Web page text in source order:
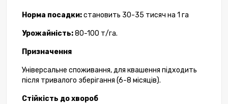
Норма посадки:становить 30-35 тисяч на 1 га
Урожайність:80-100 т/га.
Призначення
Універсальне споживання, для квашення підходить
після тривалого зберігання (6-8 місяців).
Стійкість до хвороб